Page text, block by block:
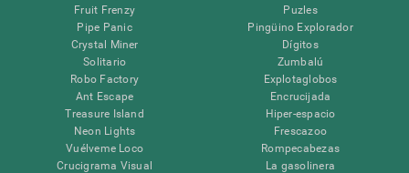
Fruit Frenzy
Pipe Panic
Crystal Miner
Solitario
Robo Factory
Ant Escape
Treasure Island
Neon Lights
Vuélveme Loco
Crucigrama Visual
Puzles
Pingüino Explorador
Dígitos
Zumbalú
Explotaglobos
Encrucijada
Hiper-espacio
Frescazoo
Rompecabezas
La gasolinera